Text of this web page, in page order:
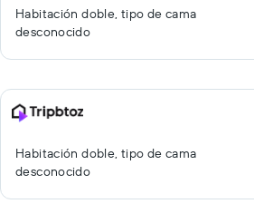
Habitación doble, tipo de cama
desconocido
Habitación doble, tipo de cama
desconocido